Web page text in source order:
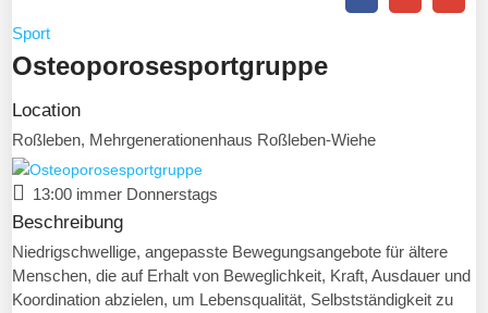
Sport
Osteoporosesportgruppe
Location
Roßleben, Mehrgenerationenhaus Roßleben-Wiehe
13:00 immer Donnerstags
Beschreibung
Niedrigschwellige, angepasste Bewegungsangebote für ältere
Menschen, die auf Erhalt von Beweglichkeit, Kraft, Ausdauer und
Koordination abzielen, um Lebensqualität, Selbstständigkeit zu